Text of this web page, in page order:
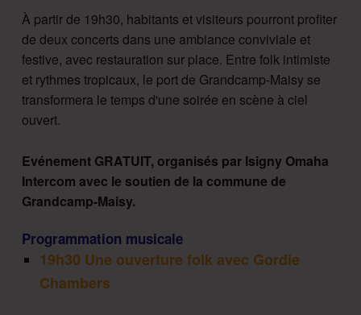
À partir de 19h30, habitants et visiteurs pourront profiter
de deux concerts dans une ambiance conviviale et
festive, avec restauration sur place. Entre folk intimiste
et rythmes tropicaux, le port de Grandcamp-Maisy se
transformera le temps d'une soirée en scène à ciel
ouvert.
Evénement GRATUIT, organisés par Isigny Omaha
Intercom avec le soutien de la commune de
Grandcamp-Maisy.
Programmation musicale
19h30 Une ouverture folk avec Gordie
Chambers